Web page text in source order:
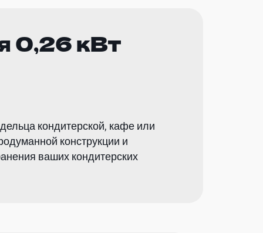
0,26 кВт
кондитерской, кафе или
конструкции и
ваших кондитерских